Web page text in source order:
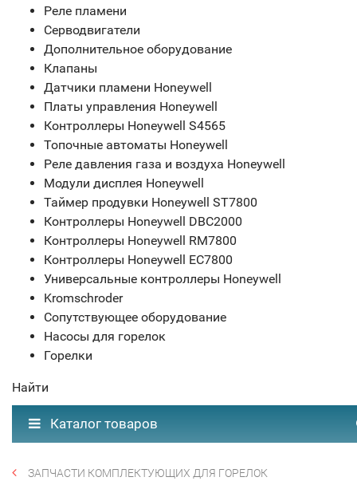
Реле пламени
Серводвигатели
Дополнительное оборудование
Клапаны
Датчики пламени Honeywell
Платы управления Honeywell
Контроллеры Honeywell S4565
Топочные автоматы Honeywell
Реле давления газа и воздуха Honeywell
Модули дисплея Honeywell
Таймер продувки Honeywell ST7800
Контроллеры Honeywell DBC2000
Контроллеры Honeywell RM7800
Контроллеры Honeywell EC7800
Универсальные контроллеры Honeywell
Kromschroder
Сопутствующее оборудование
Насосы для горелок
Горелки
Найти
Каталог товаров
ЗАПЧАСТИ КОМПЛЕКТУЮЩИХ ДЛЯ ГОРЕЛОК